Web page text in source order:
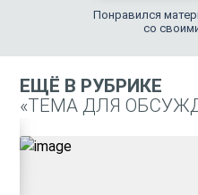
Понравился
со
ЕЩЁ В РУБРИКЕ
«ТЕМА ДЛЯ